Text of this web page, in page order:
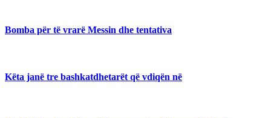
Bomba për të vrarë Messin dhe tentativa
Këta janë tre bashkatdhetarët që vdiqën në